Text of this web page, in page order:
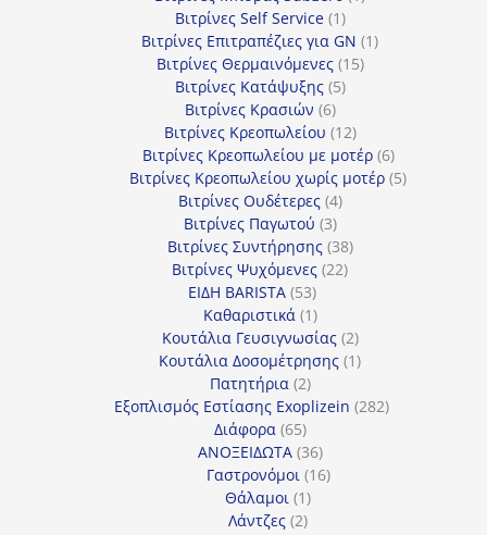
Βιτρίνες Self Service 11
προϊόν
Βιτρίνες Επιτραπέζιες για GN 11
Βιτρίνες Θερμαινόμενες 1515
Βιτρίνες Κατάψυξης 55
Βιτρίνες Κρασιών 66
προϊόντα
Βιτρίνες Κρεοπωλείου 1212
προϊόντα
Βιτρίνες Κρεοπωλείου με μοτέρ 66
προϊόντα
Βιτρίνες Κρεοπωλείου χωρίς μοτέρ 55
Βιτρίνες Ουδέτερες 44
προϊόντα
Βιτρίνες Παγωτού 33
προϊόντα
Βιτρίνες Συντήρησης 3838
προϊόντα
Βιτρίνες Ψυχόμενες 2222
ΕΙΔΗ BARISTA 5353
προϊόντα
Καθαριστικά 11
προϊόν
Κουτάλια Γευσιγνωσίας 22
προϊόντα
Κουτάλια Δοσομέτρησης 11
Πατητήρια 22
προϊόντα
Εξοπλισμός Εστίασης Exoplizein 282282
Διάφορα 6565
προϊόντα
ΑΝΟΞΕΙΔΩΤΑ 3636
προϊόντα
Γαστρονόμοι 1616
Θάλαμοι 11
προϊόν
Λάντζες 22